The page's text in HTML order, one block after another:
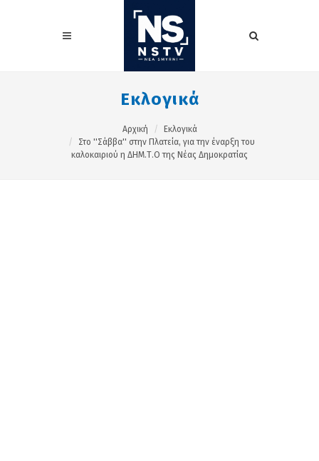
Εκλογικά
Αρχική
Εκλογικά
Στο ''Σάββα'' στην Πλατεία, για την έναρξη του
καλοκαιριού η ΔΗΜ.Τ.Ο της Νέας Δημοκρατίας